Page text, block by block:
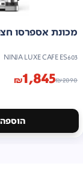
מכונת אספרסו
NINJA LUXE CAFE ES603
₪2090
₪1,845